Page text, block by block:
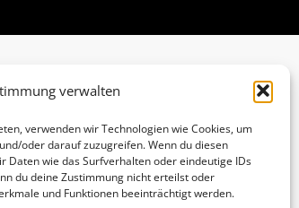
verwalten
verwenden wir Technologien wie Cookies, um
oder darauf zuzugreifen. Wenn du diesen
Daten wie das Surfverhalten oder eindeutige IDs
du deine Zustimmung nicht erteilst oder
und Funktionen beeinträchtigt werden.